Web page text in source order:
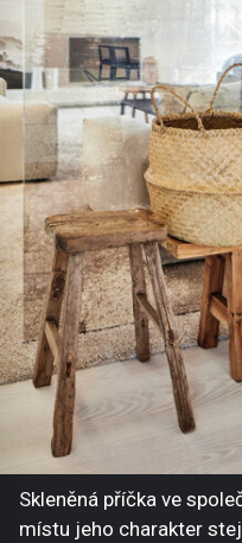
Skleněná příčka ve
místu jeho charakter